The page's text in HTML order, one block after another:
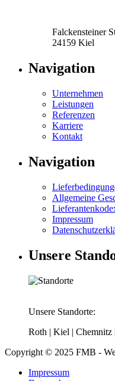
Falckensteiner
24159 Kiel
Navigation
Unternehmen
Leistungen
Referenzen
Karriere
Kontakt
Navigation
Allgemeine
Impressum
Unsere
Unsere Standorte:
Roth | Kiel | Chemnitz
Copyright © 2025 FMB -
Impressum